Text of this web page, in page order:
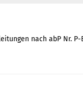
nach abP Nr.